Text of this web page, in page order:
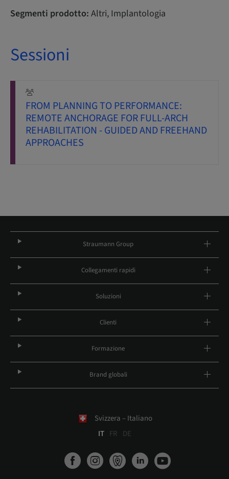
Segmenti prodotto: Altri, Implantologia
Sessioni
FROM PLANNING TO PERFORMANCE:
REMOTE ANCHORAGE FOR FULL-ARCH
REHABILITATION - GUIDED AND FREEHAND
APPROACHES
Straumann Group
Collegamenti rapidi
Soluzioni
Clienti
Formazione
Brand globali
Svizzera – Italiano
IT FR DE